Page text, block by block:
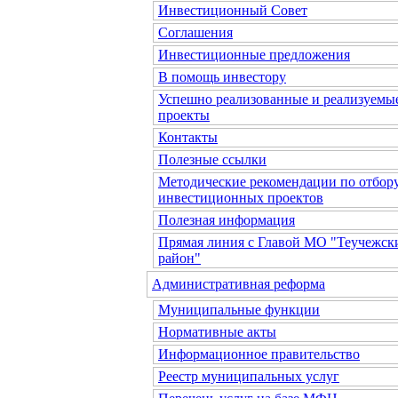
Инвестиционный Совет
Соглашения
Инвестиционные предложения
В помощь инвестору
Успешно реализованные и
проекты
Контакты
Полезные ссылки
Методические рекомендации по
инвестиционных проектов
Полезная информация
Прямая линия с Главой МО
район"
Административная реформа
Муниципальные функции
Нормативные акты
Информационное правительство
Реестр муниципальных услуг